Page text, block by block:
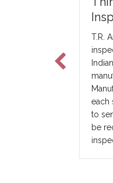
with modular